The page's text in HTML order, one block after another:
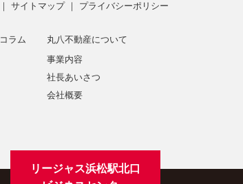
｜ サイトマップ｜ プライバシーポリシー
コラム
丸八不動産について
事業内容
社長あいさつ
会社概要
リージャス浜松駅北口